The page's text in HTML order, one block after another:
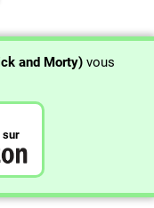
and Morty)vous
sur